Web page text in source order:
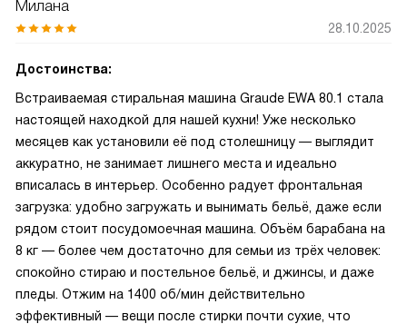
Милана
28.10.2025
Достоинства:
Встраиваемая стиральная машина Graude EWA 80.1 стала
настоящей находкой для нашей кухни! Уже несколько
месяцев как установили её под столешницу — выглядит
аккуратно, не занимает лишнего места и идеально
вписалась в интерьер. Особенно радует фронтальная
загрузка: удобно загружать и вынимать бельё, даже если
рядом стоит посудомоечная машина. Объём барабана на
8 кг — более чем достаточно для семьи из трёх человек:
спокойно стираю и постельное бельё, и джинсы, и даже
пледы. Отжим на 1400 об/мин действительно
эффективный — вещи после стирки почти сухие, что